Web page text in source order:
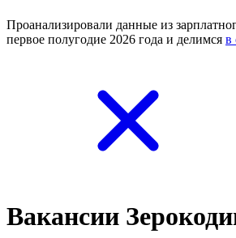
Проанализировали данные из
первое полугодие 2026 года и делимся в
Вакансии